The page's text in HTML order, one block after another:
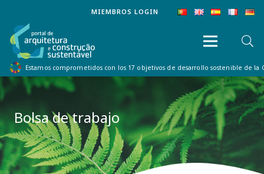
MIEMBROS LOGIN
Estamos comprometidos con los 17 objetivos de desarrollo sostenible de la
Bolsa de trabajo